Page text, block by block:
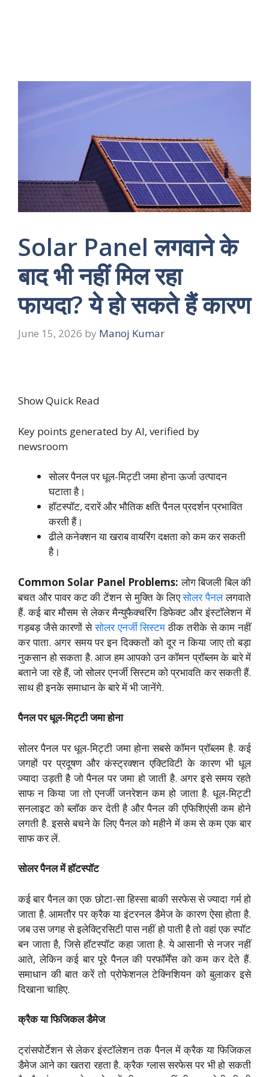
Solar Panel लगवाने के
बाद भी नहीं मिल रहा
फायदा? ये हो सकते हैं कारण
June 15, 2026 by Manoj Kumar
Show Quick Read
Key points generated by AI, verified by
newsroom
सोलर पैनल पर धूल-मिट्टी जमा होना ऊर्जा उत्पादन
घटाता है।
हॉटस्पॉट, दरारें और भौतिक क्षति पैनल प्रदर्शन प्रभावित
करती हैं।
ढीले कनेक्शन या खराब वायरिंग दक्षता को कम कर सकती
है।
Common Solar Panel Problems: लोग बिजली बिल की
बचत और पावर कट की टेंशन से मुक्ति के लिएसोलर पैनललगवाते
हैं. कई बार मौसम से लेकर मैन्युफैक्चरिंग डिफेक्ट और इंस्टॉलेशन में
गड़बड़ जैसे कारणों सेसोलर एनर्जी सिस्टमठीक तरीके से काम नहीं
कर पाता. अगर समय पर इन दिक्कतों को दूर न किया जाए तो बड़ा
नुकसान हो सकता है. आज हम आपको उन कॉमन प्रॉब्लम के बारे में
बताने जा रहे हैं, जो सोलर एनर्जी सिस्टम को प्रभावति कर सकती हैं.
साथ ही इनके समाधान के बारे में भी जानेंगे.
पैनल पर धूल-मिट्टी जमा होना
सोलर पैनल पर धूल-मिट्टी जमा होना सबसे कॉमन प्रॉब्लम है. कई
जगहों पर प्रदूषण और कंस्ट्रक्शन एक्टिविटी के कारण भी धूल
ज्यादा उड़ती है जो पैनल पर जमा हो जाती है. अगर इसे समय रहते
साफ न किया जा तो एनर्जी जनरेशन कम हो जाता है. धूल-मिट्टी
सनलाइट को ब्लॉक कर देती है और पैनल की एफिशिएंसी कम होने
लगती है. इससे बचने के लिए पैनल को महीने में कम से कम एक बार
साफ कर लें.
सोलर पैनल में हॉटस्पॉट
कई बार पैनल का एक छोटा-सा हिस्सा बाकी सरफेस से ज्यादा गर्म हो
जाता है. आमतौर पर क्रैक या इंटरनल डैमेज के कारण ऐसा होता है.
जब उस जगह से इलेक्ट्रिसिटी पास नहीं हो पाती है तो वहां एक स्पॉट
बन जाता है, जिसे हॉटस्पॉट कहा जाता है. ये आसानी से नजर नहीं
आते, लेकिन कई बार पूरे पैनल की परफॉर्मेंस को कम कर देते हैं.
समाधान की बात करें तो प्रोफेशनल टेक्निशियन को बुलाकर इसे
दिखाना चाहिए.
क्रैक या फिजिकल डैमेज
ट्रांसपोर्टेशन से लेकर इंस्टॉलेशन तक पैनल में क्रैक या फिजिकल
डैमेज आने का खतरा रहता है. क्रैक ग्लास सरफेस पर भी हो सकती